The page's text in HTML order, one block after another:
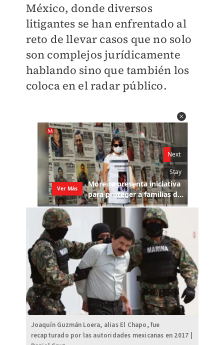
México, donde diversos
litigantes se han enfrentado al
reto de llevar casos que no solo
son complejos jurídicamente
hablando sino que también los
coloca en el radar público.
Joaquín Guzmán Loera, alias El Chapo, fue
recapturado por las autoridades mexicanas en 2017 |